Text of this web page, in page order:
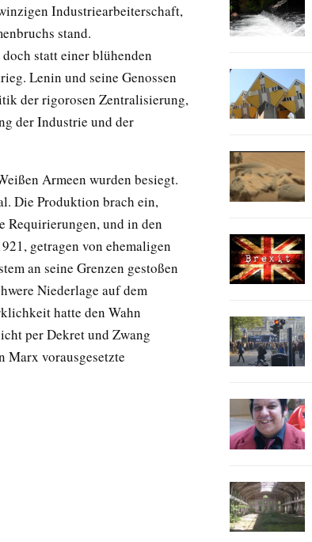
Industriearbeiterschaft,
stand.
statt einer blühenden
Lenin und seine Genossen
der rigorosen Zentralisierung,
der Industrie und der
Armeen wurden besiegt.
Die Produktion brach ein,
Requirierungen, und in den
getragen von ehemaligen
an seine Grenzen gestoßen
Niederlage auf dem
hatte den Wahn
per Dekret und Zwang
Marx vorausgesetzte